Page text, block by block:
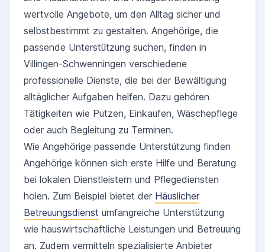
wertvolle Angebote, um den Alltag sicher und
selbstbestimmt zu gestalten. Angehörige, die
passende Unterstützung suchen, finden in
Villingen-Schwenningen verschiedene
professionelle Dienste, die bei der Bewältigung
alltäglicher Aufgaben helfen. Dazu gehören
Tätigkeiten wie Putzen, Einkaufen, Wäschepflege
oder auch Begleitung zu Terminen.
Wie Angehörige passende Unterstützung finden
Angehörige können sich erste Hilfe und Beratung
bei lokalen Dienstleistern und Pflegediensten
holen. Zum Beispiel bietet der Häuslicher
Betreuungsdienst umfangreiche Unterstützung
wie hauswirtschaftliche Leistungen und Betreuung
an. Zudem vermitteln spezialisierte Anbieter